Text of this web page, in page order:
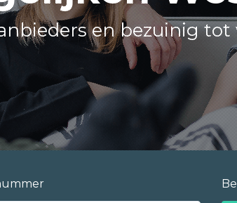
en bezuinig tot